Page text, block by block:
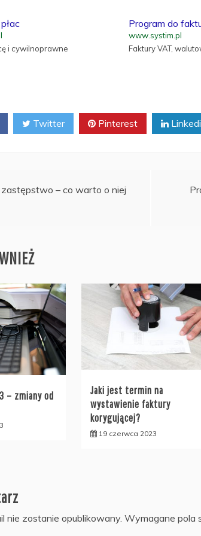
i cywilnoprawne
Program do
www.systim.pl
Faktury VAT,
Twitter Pinterest
– co warto o niej
– zmiany od
Jaki jest termin na
wystawienie faktury
korygującej?
19 czerwca 2023
nie zostanie opublikowany. Wymagane pola